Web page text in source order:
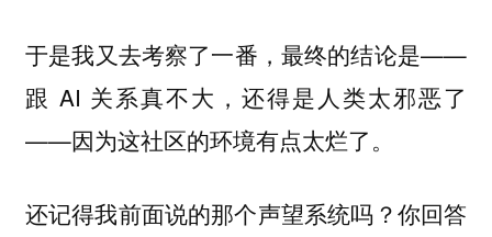
于是我又去考察了一番，最终的结论是——
跟 AI 关系真不大，还得是人类太邪恶了
——因为这社区的环境有点太烂了。
还记得我前面说的那个声望系统吗？你回答